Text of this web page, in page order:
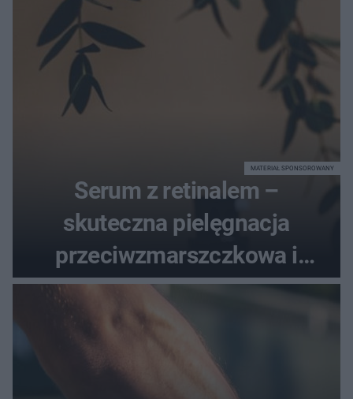
Serum z retinalem –
skuteczna pielęgnacja
przeciwzmarszczkowa i
regenerująca
MATERIAŁ SPONSOROWANY